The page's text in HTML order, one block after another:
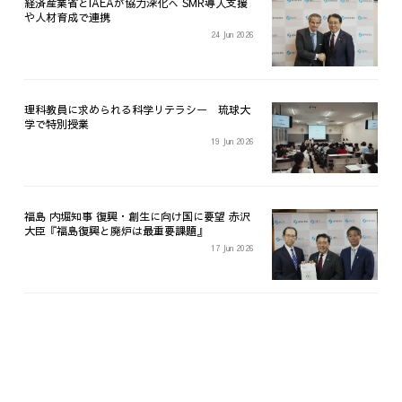
経済産業省とIAEAが協力深化へ SMR導入支援
や人材育成で連携
24 Jun 2026
理科教員に求められる科学リテラシー 琉球大
学で特別授業
19 Jun 2026
福島 内堀知事 復興・創生に向け国に要望 赤沢
大臣『福島復興と廃炉は最重要課題』
17 Jun 2026